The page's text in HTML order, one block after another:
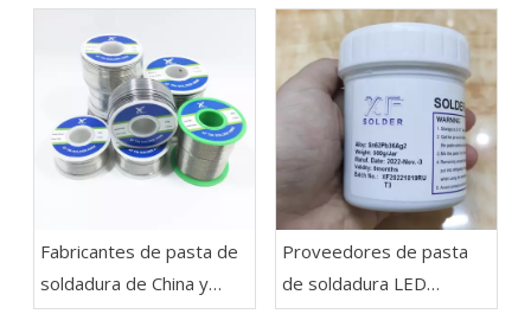
Fabricantes de pasta de
soldadura de China y
Proveedores de pasta
de soldadura LED